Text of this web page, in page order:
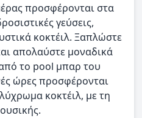
προσφέρονται στα
γεύσεις,
κοκτέιλ. Ξαπλώστε
απολαύστε μοναδικά
το pool μπαρ του
ώρες προσφέρονται
κοκτέιλ, με τη